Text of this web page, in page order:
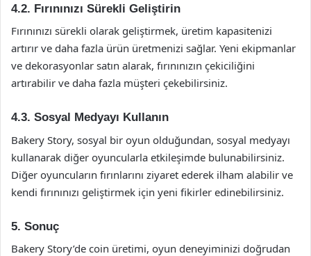
4.2. Fırınınızı Sürekli Geliştirin
Fırınınızı sürekli olarak geliştirmek, üretim kapasitenizi
artırır ve daha fazla ürün üretmenizi sağlar. Yeni ekipmanlar
ve dekorasyonlar satın alarak, fırınınızın çekiciliğini
artırabilir ve daha fazla müşteri çekebilirsiniz.
4.3. Sosyal Medyayı Kullanın
Bakery Story, sosyal bir oyun olduğundan, sosyal medyayı
kullanarak diğer oyuncularla etkileşimde bulunabilirsiniz.
Diğer oyuncuların fırınlarını ziyaret ederek ilham alabilir ve
kendi fırınınızı geliştirmek için yeni fikirler edinebilirsiniz.
5. Sonuç
Bakery Story’de coin üretimi, oyun deneyiminizi doğrudan